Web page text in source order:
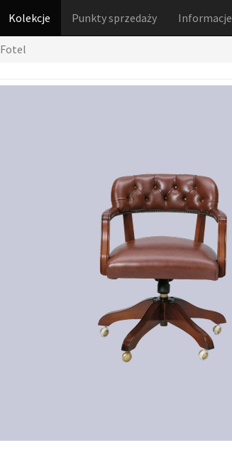
Kolekcje Punkty sprzedaży Informacje
Fotel